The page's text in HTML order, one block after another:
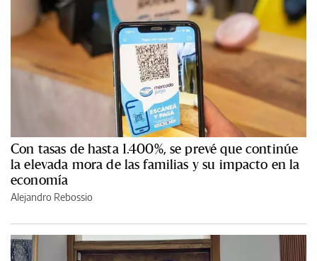
Con tasas de hasta 1.400%, se prevé que continúe
la elevada mora de las familias y su impacto en la
economía
Alejandro Rebossio